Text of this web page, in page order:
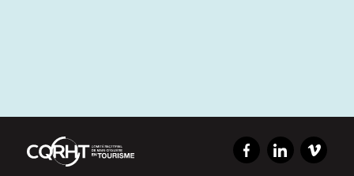
FacebookLinkedInVimeo